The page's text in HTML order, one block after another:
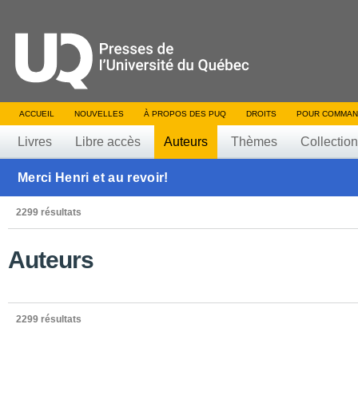
ACCUEIL NOUVELLES À PROPOS DES PUQ DROITS POUR
Livres Libre accès Auteurs Thèmes
Merci Henri et au revoir!
2299 résultats
Auteurs
2299 résultats